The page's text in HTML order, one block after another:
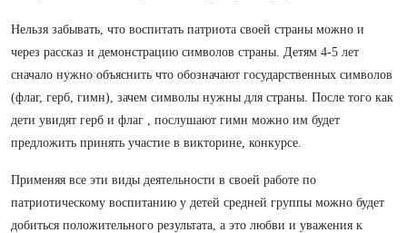
Нельзя забывать, что воспитать патриота своей страны можно и
через рассказ и демонстрацию символов страны. Детям 4-5 лет
сначало нужно объяснить что обозначают государственных символов
(флаг, герб, гимн), зачем символы нужны для страны. После того как
дети увидят герб и флаг , послушают гимн можно им будет
предложить принять участие в викторине, конкурсе.
Применяя все эти виды деятельности в своей работе по
патриотическому воспитанию у детей средней группы можно будет
добиться положительного результата, а это любви и уважения к